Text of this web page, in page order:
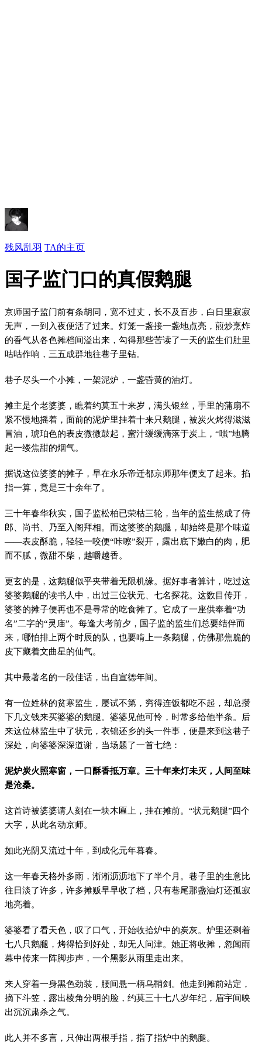
残风乱羽 TA的主页
国子监门口的真假鹅腿
京师国子监门前有条胡同，宽不过丈，长不及百步，白日里寂寂
无声，一到入夜便活了过来。灯笼一盏接一盏地点亮，煎炒烹炸
的香气从各色摊档间溢出来，勾得那些苦读了一天的监生们肚里
咕咕作响，三五成群地往巷子里钻。
巷子尽头一个小摊，一架泥炉，一盏昏黄的油灯。
摊主是个老婆婆，瞧着约莫五十来岁，满头银丝，手里的蒲扇不
紧不慢地摇着，面前的泥炉里挂着十来只鹅腿，被炭火烤得滋滋
冒油，琥珀色的表皮微微鼓起，蜜汁缓缓滴落于炭上，“嗤”地腾
起一缕焦甜的烟气。
据说这位婆婆的摊子，早在永乐帝迁都京师那年便支了起来。掐
指一算，竟是三十余年了。
三十年春华秋实，国子监松柏已荣枯三轮，当年的监生熬成了侍
郎、尚书、乃至入阁拜相。而这婆婆的鹅腿，却始终是那个味道
——表皮酥脆，轻轻一咬便“咔嚓”裂开，露出底下嫩白的肉，肥
而不腻，微甜不柴，越嚼越香。
更玄的是，这鹅腿似乎夹带着无限机缘。据好事者算计，吃过这
婆婆鹅腿的读书人中，出过三位状元、七名探花。这数目传开，
婆婆的摊子便再也不是寻常的吃食摊了。它成了一座供奉着“功
名”二字的“灵庙”。每逢大考前夕，国子监的监生们总要结伴而
来，哪怕排上两个时辰的队，也要啃上一条鹅腿，仿佛那焦脆的
皮下藏着文曲星的仙气。
其中最著名的一段佳话，出自宣德年间。
有一位姓林的贫寒监生，屡试不第，穷得连饭都吃不起，却总攒
下几文钱来买婆婆的鹅腿。婆婆见他可怜，时常多给他半条。后
来这位林监生中了状元，衣锦还乡的头一件事，便是来到这巷子
深处，向婆婆深深道谢，当场题了一首七绝：
泥炉炭火照寒窗，一口酥香抵万章。三十年来灯未灭，人间至味
是沧桑。
这首诗被婆婆请人刻在一块木匾上，挂在摊前。“状元鹅腿”四个
大字，从此名动京师。
如此光阴又流过十年，到成化元年暮春。
这一年春天格外多雨，淅淅沥沥地下了半个月。巷子里的生意比
往日淡了许多，许多摊贩早早收了档，只有巷尾那盏油灯还孤寂
地亮着。
婆婆看了看天色，叹了口气，开始收拾炉中的炭灰。炉里还剩着
七八只鹅腿，烤得恰到好处，却无人问津。她正将收摊，忽闻雨
幕中传来一阵脚步声，一个黑影从雨里走出来。
来人穿着一身黑色劲装，腰间悬一柄乌鞘剑。他走到摊前站定，
摘下斗笠，露出棱角分明的脸，约莫三十七八岁年纪，眉宇间映
出沉沉肃杀之气。
此人并不多言，只伸出两根手指，指了指炉中的鹅腿。